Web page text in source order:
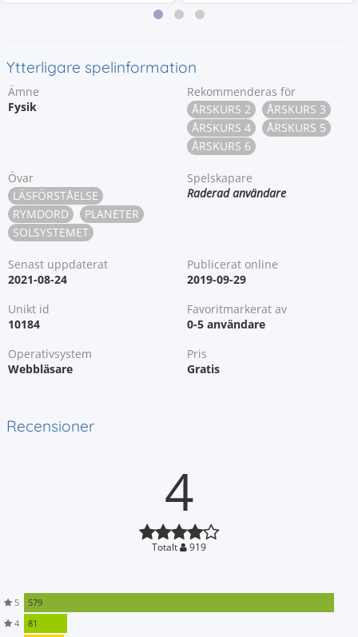
Ytterligare spelinformation
Ämne
Fysik
Rekommenderas för
ÅRSKURS 2
ÅRSKURS 3
ÅRSKURS 4
ÅRSKURS 5
ÅRSKURS 6
Övar
LÄSFÖRSTÅELSE
RYMDORD
PLANETER
SOLSYSTEMET
Spelskapare
Raderad användare
Senast uppdaterat
2021-08-24
Publicerat online
2019-09-29
Unikt id
10184
Favoritmarkerat av
0-5 användare
Operativsystem
Webbläsare
Pris
Gratis
Recensioner
4
Totalt 919
5
579
4
81